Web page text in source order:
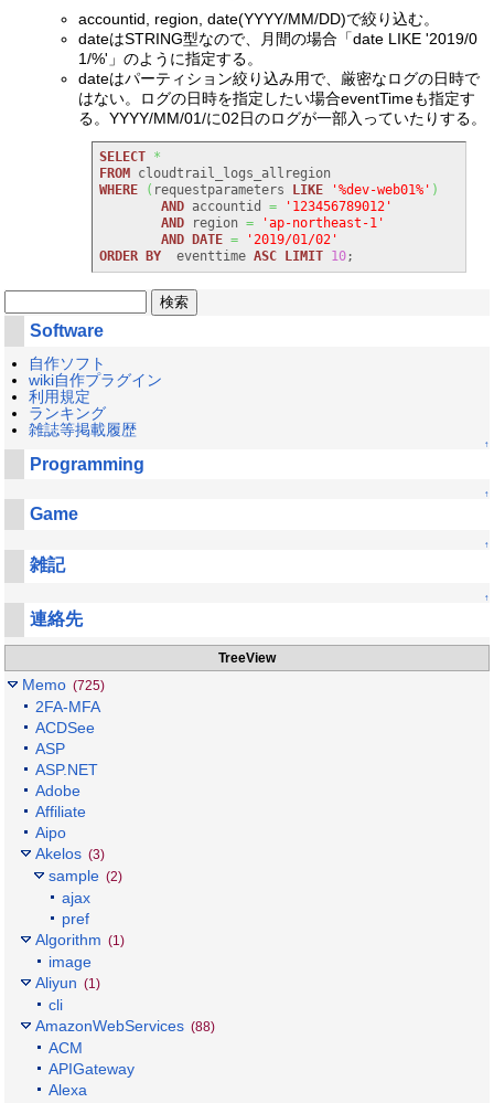
accountid, region, date(YYYY/MM/DD)で絞り込む。
dateはSTRING型なので、月間の場合「date LIKE '2019/0
1/%'」のように指定する。
dateはパーティション絞り込み用で、厳密なログの日時で
はない。ログの日時を指定したい場合eventTimeも指定す
る。YYYY/MM/01/に02日のログが一部入っていたりする。
SELECT *
FROM
cloudtrail_logs_allregion
WHERE
( requestparameters LIKE '%dev-web01%' )
AND accountid =
'123456789012'
AND region =
'ap-northeast-1'
AND
DATE =
'2019/01/02'
ORDER
BY
  eventtime
ASC LIMIT 10;
Software
自作ソフト
wiki自作プラグイン
利用規定
ランキング
雑誌等掲載履歴
↑
Programming
↑
Game
↑
雑記
↑
連絡先
TreeView
Memo (725)
2FA-MFA
ACDSee
ASP
ASP.NET
Adobe
Affiliate
Aipo
Akelos (3)
sample (2)
ajax
pref
Algorithm (1)
image
Aliyun (1)
cli
AmazonWebServices (88)
ACM
APIGateway
Alexa